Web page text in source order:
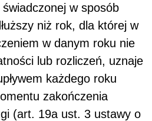
w sposób
niż rok, dla której w
w danym roku nie
lub rozliczeń, uznaje
każdego roku
zakończenia
(art. 19a ust. 3 ustawy o